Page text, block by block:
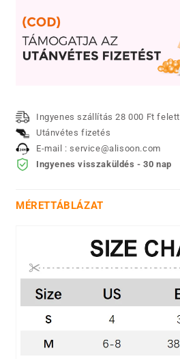
csökkentése
Ingyenes szállítás 28 000 Ft felett
Utánvétes fizetés
E-mail : service@alisoon.com
Ingyenes visszaküldés - 30 nap
MÉRETTÁBLÁZAT